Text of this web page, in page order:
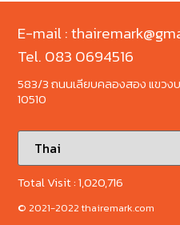
E-mail :
Tel. 083 0694516
583/3 ถนนเลียบคลองสอง แขวง
10510
Total Visit :1,020,716
© 2021-2022 thairemark.com